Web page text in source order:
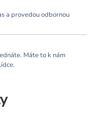
a provedou odbornou
Máte to k nám